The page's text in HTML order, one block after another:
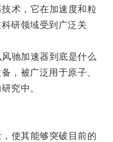
术，它在加速度和粒
研领域受到广泛关
驰加速器到底是什么
，被广泛用于原子、
究中。
使其能够突破目前的